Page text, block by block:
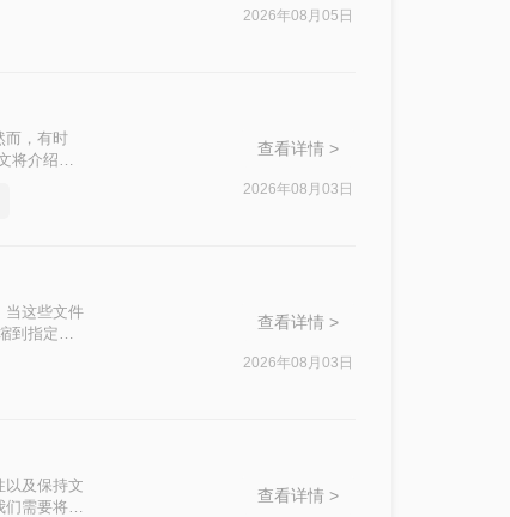
个维
2026年08月05日
而，有时
将介绍两
查看详情 >
2026年08月03日
当这些文件
到指定大
查看详情 >
2026年08月03日
以及保持文
们需要将
查看详情 >